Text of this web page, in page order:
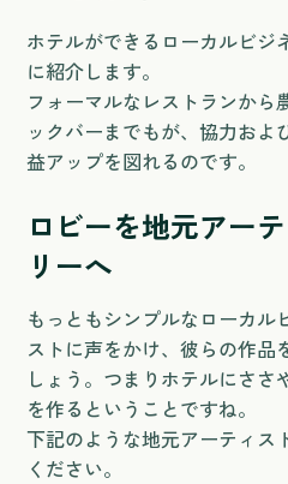
ホテルができるローカルビジ
に紹介します。
フォーマルなレストランから
ックバーまでもが、協力およ
益アップを図れるのです。
ロビーを地元アー
リーへ
もっともシンプルなローカル
ストに声をかけ、彼らの作品
しょう。つまりホテルにささ
を作るということですね。
下記のような地元アーティス
ください。